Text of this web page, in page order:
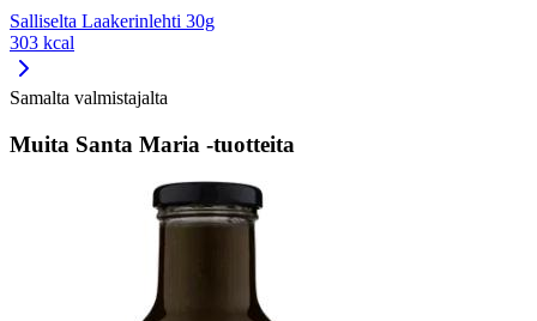
Salliselta Laakerinlehti 30g
303 kcal
Samalta valmistajalta
Muita Santa Maria -tuotteita